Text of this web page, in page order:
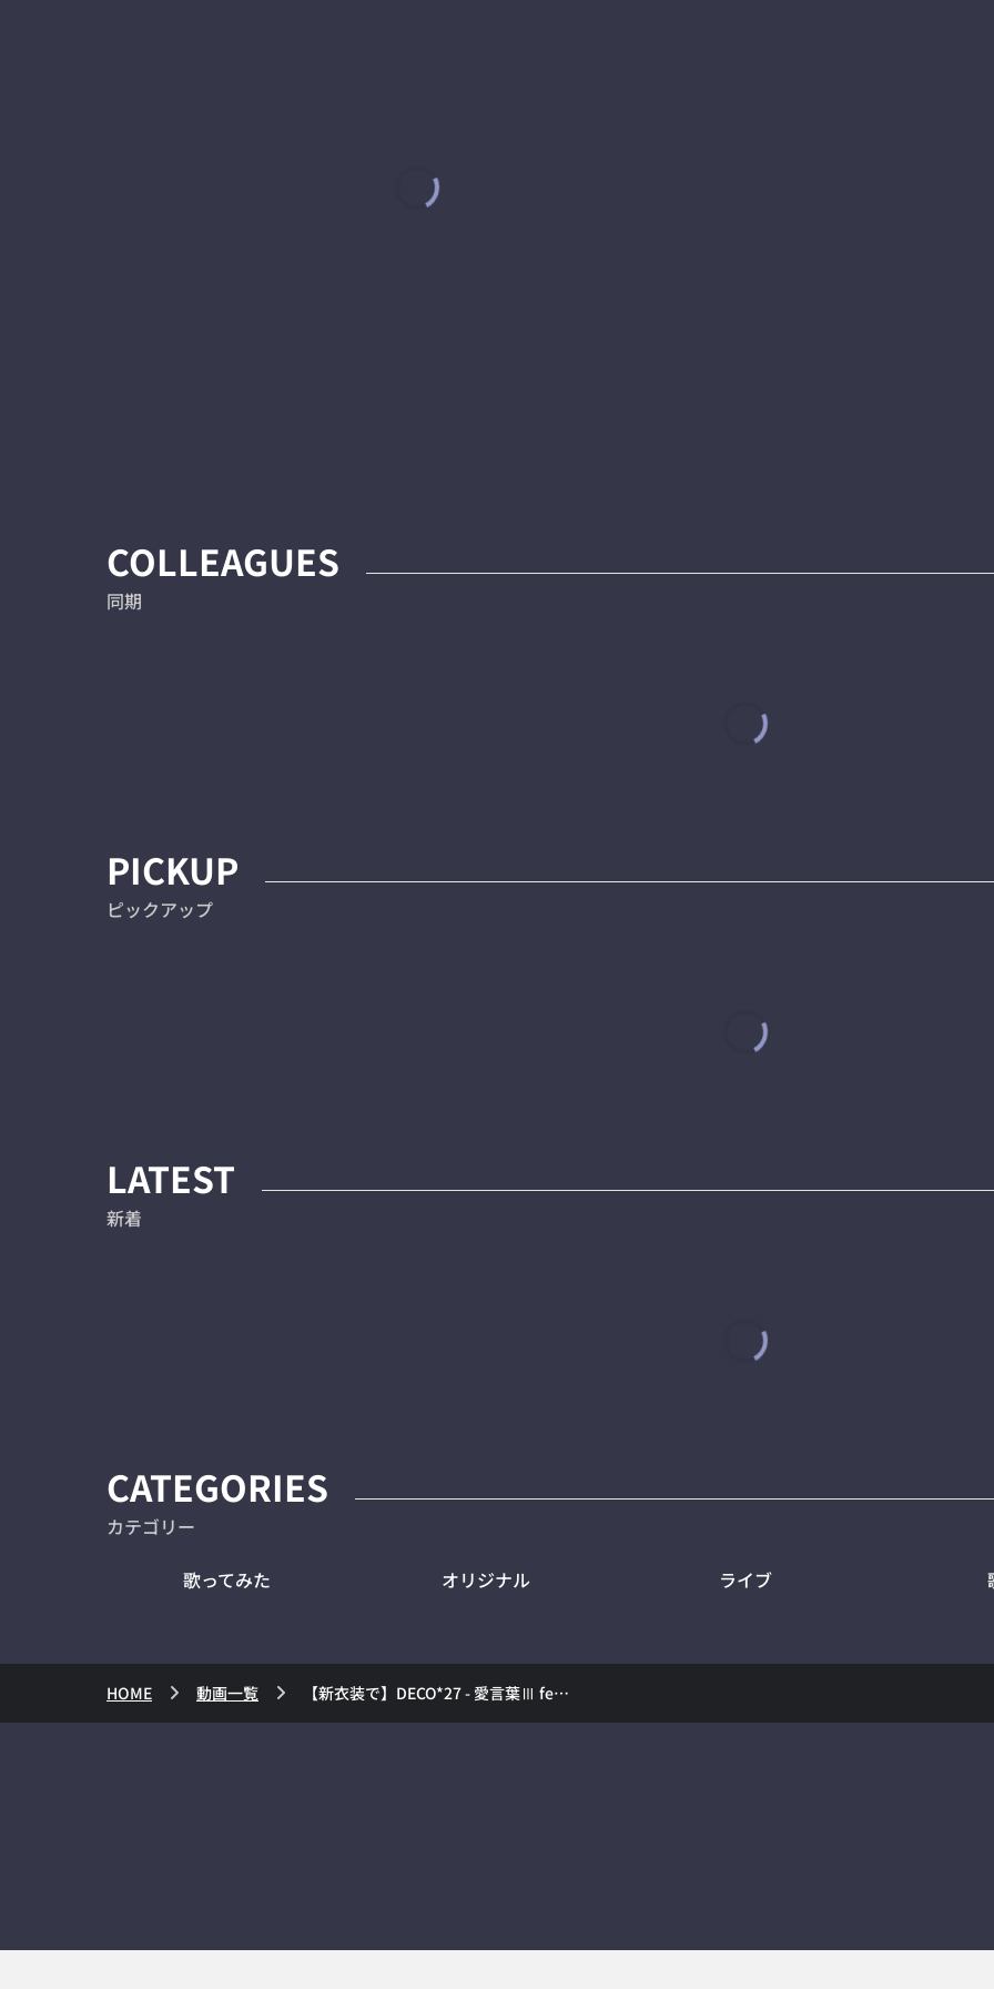
COLLEAGUES
同期
PICKUP
ピックアップ
LATEST
新着
CATEGORIES
カテゴリー
歌ってみた オリジナル ライブ
HOME 動画一覧 【新衣装で】DECO*27 - 愛言葉Ⅲ feat. 初音ミク/covered by さくらみこ【4K/歌ってみた】